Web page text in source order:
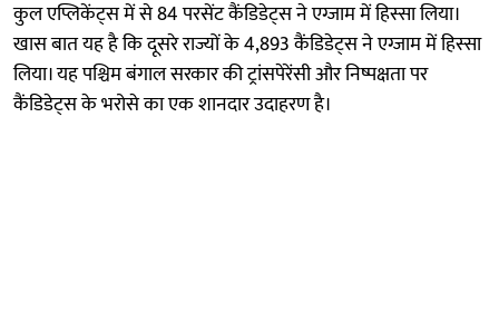
कुल एप्लिकेंट्स में से 84 परसेंट कैंडिडेट्स ने एग्जाम में हिस्सा लिया।
खास बात यह है कि दूसरे राज्यों के 4,893 कैंडिडेट्स ने एग्जाम में हिस्सा
लिया। यह पश्चिम बंगाल सरकार की ट्रांसपेरेंसी और निष्पक्षता पर
कैंडिडेट्स के भरोसे का एक शानदार उदाहरण है।